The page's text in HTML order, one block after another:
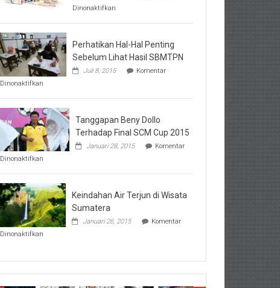
Dinonaktifkan
Tentang
BTN
Perhatikan Hal-Hal Penting
Sebelum Lihat Hasil SBMTPN
Juli 8, 2015
Komentar
Dinonaktifkan
Hal-
Hal
Penting
Sebelum
Lihat
Hasil
Tanggapan Beny Dollo
Terhadap Final SCM Cup 2015
Januari 28, 2015
Komentar
Dinonaktifkan
Beny
Dollo
Terhadap
Final
SCM
Cup
Keindahan Air Terjun di Wisata
Sumatera
Januari 26, 2015
Komentar
Dinonaktifkan
Terjun